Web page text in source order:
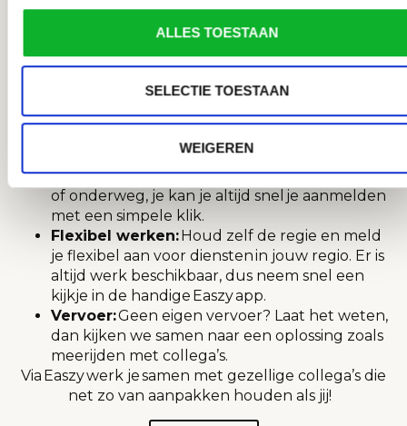
ALLES TOESTAAN
SELECTIE TOESTAAN
WEIGEREN
WhatsApp en je krijgt snel antwoord. Ook
viamailentelefonischzijn we altijd goed
Snelle betaling:In veel gevallen staat je
salaris binnen twee weken op je rekening. Dat
Aanmelden voor diensten doe je
makkelijk via deEaszyapp. Of je nu thuis bent
of onderweg, je kan je altijd snel je aanmelden
met een simpele klik.
Flexibel werken: Houd zelf de regie en meld
je flexibel aan voor dienstenin jouw regio. Er is
altijd werk beschikbaar, dus neem snel een
kijkje in de handige Easzyapp.
Vervoer:Geen eigen vervoer? Laat het weten,
dan kijken we samen naar een oplossing zoals
meerijden met collega’s.
Via Easzywerk jesamen met gezellige collega’s die
net zo van aanpakken houden als jij!